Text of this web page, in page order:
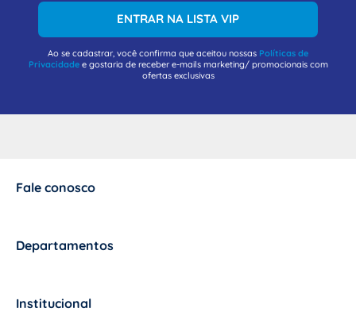
ENTRAR NA LISTA VIP
Ao se cadastrar, você confirma que aceitou nossas Políticas de
Privacidadee gostaria de receber e-mails marketing/ promocionais com
ofertas exclusivas
Fale conosco
Departamentos
Institucional